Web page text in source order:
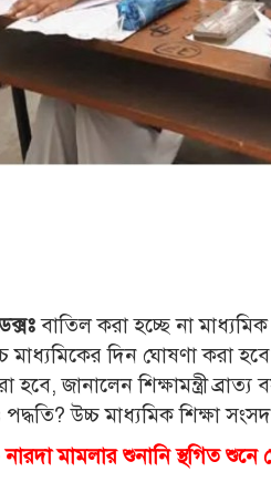
বাতিল করা হচ্ছে না
মাধ্যমিকের দিন ঘোষণা করা
জানালেন শিক্ষামন্ত্রী
উচ্চ মাধ্যমিক শিক্ষা
নারদা মামলার শুনানি স্থগিত শুনে